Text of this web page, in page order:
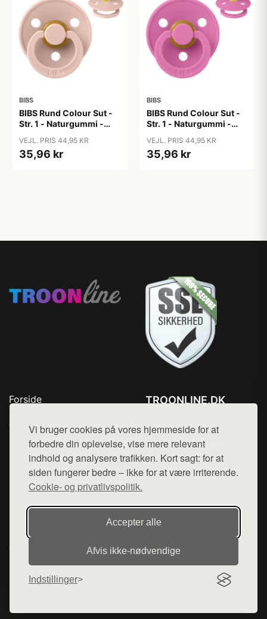
Vi bruger cookies på vores hjemmeside for at
forbedre din oplevelse, vise mere relevant
indhold og analysere trafikken. Kort sagt: for at
siden fungerer bedre – ikke for at være irriterende.
Cookie- og privatlivspolitik.
Accepter alle
Afvis ikke‑nødvendige
Indstillinger
BIBS
BIBS Rund Colour Sut -
Str. 1 - Naturgummi -
VEJL. PRIS 44,95 KR
35,96 kr
BIBS
BIBS Rund Colour Sut -
Str. 1 - Naturgummi -
VEJL. PRIS 44,95 KR
35,96 kr
Forside
Top Rabatter
Blog
Kontakt
TROONLINE.DK
Mail: hej@want.dk
Cookie- og privatlivspolitik
Denne side er en del af want.dk, der udgiver en række
hjemmesider med præsentation af forskellige produkter fra
diverse webshops. Der sælges ikke varer fra denne side - vi
henviser til de shops, som sælger varen. Vi har heller ikke
varerne på lager.